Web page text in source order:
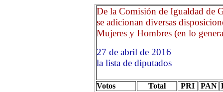
De la Comisión de Igualdad de
se adicionan diversas
Mujeres y Hombres (en lo
27 de abril de 2016
la lista de diputados
Votos Total PRI PAN